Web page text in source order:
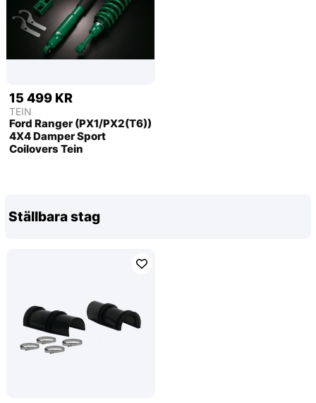
15 499 KR
TEIN
Ford Ranger (PX1/PX2(T6))
4X4 Damper Sport
Coilovers Tein
Ställbara stag